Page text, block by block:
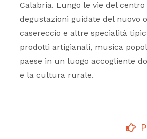
Calabria. Lungo le vie del
degustazioni guidate del nuovo
casereccio e altre specialità
prodotti artigianali, musica
paese in un luogo accogliente
e la cultura rurale.